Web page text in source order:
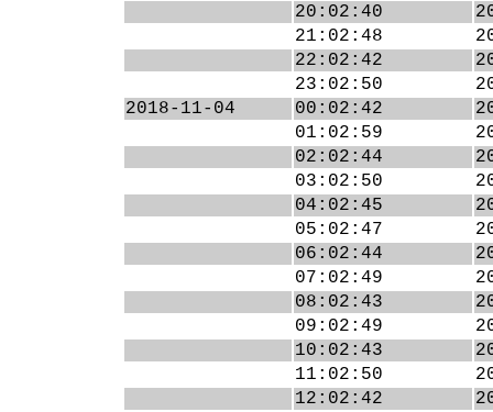
20:02:40
21:02:48
22:02:42
23:02:50
2018-11-04
00:02:42
01:02:59
02:02:44
03:02:50
04:02:45
05:02:47
06:02:44
07:02:49
08:02:43
09:02:49
10:02:43
11:02:50
12:02:42